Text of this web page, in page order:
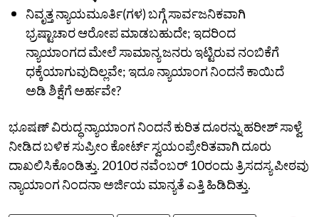
ನಿವೃತ್ತ ನ್ಯಾಯಮೂರ್ತಿ(ಗಳ) ಬಗ್ಗೆ ಸಾರ್ವಜನಿಕವಾಗಿ
ಭ್ರಷ್ಟಾಚಾರ ಆರೋಪ ಮಾಡಬಹುದೇ; ಇದರಿಂದ
ನ್ಯಾಯಾಂಗದ ಮೇಲೆ ಸಾಮಾನ್ಯ ಜನರು ಇಟ್ಟಿರುವ ನಂಬಿಕೆಗೆ
ಧಕ್ಕೆಯಾಗುವುದಿಲ್ಲವೇ; ಇದೂ ನ್ಯಾಯಾಂಗ ನಿಂದನೆ ಕಾಯಿದೆ
ಅಡಿ ಶಿಕ್ಷೆಗೆ ಅರ್ಹವೇ?
ಭೂಷಣ್ ವಿರುದ್ಧ ನ್ಯಾಯಾಂಗ ನಿಂದನೆ ಕುರಿತ ದೂರನ್ನು ಹರೀಶ್ ಸಾಳ್ವೆ
ನೀಡಿದ ಬಳಿಕ ಸುಪ್ರೀಂ ಕೋರ್ಟ್ ಸ್ವಯಂಪ್ರೇರಿತವಾಗಿ ದೂರು
ದಾಖಲಿಸಿಕೊಂಡಿತ್ತು. 2010ರ ನವೆಂಬರ್ 10ರಂದು ತ್ರಿಸದಸ್ಯ ಪೀಠವು
ನ್ಯಾಯಾಂಗ ನಿಂದನಾ ಅರ್ಜಿಯ ಮಾನ್ಯತೆ ಎತ್ತಿ ಹಿಡಿದಿತ್ತು.